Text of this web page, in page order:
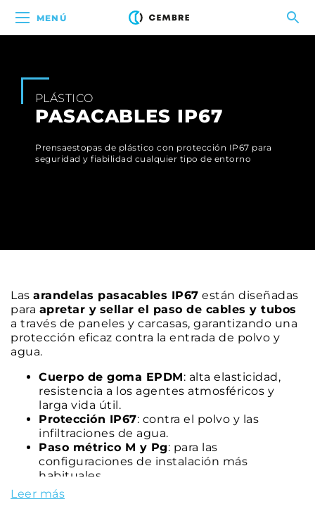
MENÚ
PLÁSTICO
PASACABLES IP67
Prensaestopas de plástico con protección IP67 para
seguridad y fiabilidad cualquier tipo de entorno
Las arandelas pasacables IP67 están diseñadas
para apretar y sellar el paso de cables y tubos
a través de paneles y carcasas, garantizando una
protección eficaz contra la entrada de polvo y
agua.
Cuerpo de goma EPDM: alta elasticidad,
resistencia a los agentes atmosféricos y
larga vida útil.
Protección IP67: contra el polvo y las
infiltraciones de agua.
Paso métrico M y Pg: para las
configuraciones de instalación más
habituales.
Ámbito de aplicación
materiales con un grosor de entre 0,5 y 4
Leer más